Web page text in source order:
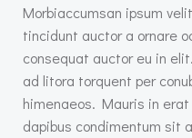
Morbiaccumsan ipsum
tincidunt auctor a ornare
consequat auctor eu in
ad litora torquent per
himenaeos. Mauris in
dapibus condimentum sit